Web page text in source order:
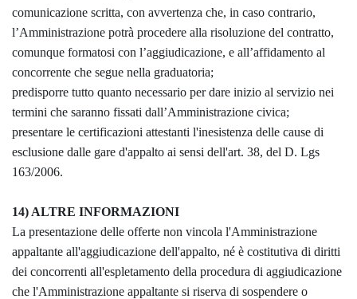
comunicazione scritta, con avvertenza che, in caso contrario,
l’Amministrazione potrà procedere alla risoluzione del contratto,
comunque formatosi con l’aggiudicazione, e all’affidamento al
concorrente che segue nella graduatoria;
predisporre tutto quanto necessario per dare inizio al servizio nei
termini che saranno fissati dall’Amministrazione civica;
presentare le certificazioni attestanti l'inesistenza delle cause di
esclusione dalle gare d'appalto ai sensi dell'art. 38, del D. Lgs
163/2006.
14) ALTRE INFORMAZIONI
La presentazione delle offerte non vincola l'Amministrazione
appaltante all'aggiudicazione dell'appalto, né è costitutiva di diritti
dei concorrenti all'espletamento della procedura di aggiudicazione
che l'Amministrazione appaltante si riserva di sospendere o